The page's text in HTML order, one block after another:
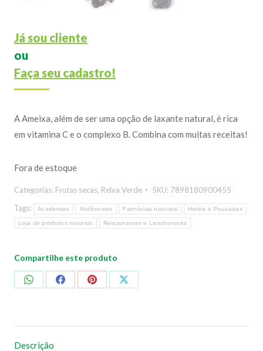
Já sou cliente
ou
Faça seu cadastro!
A Ameixa, além de ser uma opção de laxante natural, é rica
em vitamina C e o complexo B. Combina com muitas receitas!
Fora de estoque
Categorias: Frutas secas, Relva Verde SKU: 7898180900455
Tags:
Academias Autônomos Farmácias naturais Hotéis e Pousadas
Loja de produtos naturais Restaurantes e Lanchonetes
Compartilhe este produto
CompartilharCompartilharCompartilharCompartilhar
Descrição